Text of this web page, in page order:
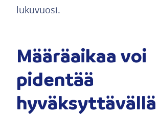
lukuvuosi.
Määräaikaa voi
pidentää
hyväksyttävällä